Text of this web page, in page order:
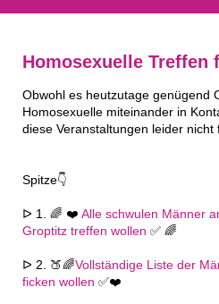
Homosexuelle
Obwohl es heutzutage genügend
Homosexuelle miteinander in
diese Veranstaltungen leider nicht
Spitze👇
ᐅ 1. 🌈 ❤️ Alle schwulen Männer
Groptitz treffen wollen ✅ 🌈
ᐅ 2. 🍑🌈Vollständige Liste der
ficken wollen ✅❤️